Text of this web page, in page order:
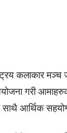
कलाकार मञ्च
गरी
साथै आर्थिक